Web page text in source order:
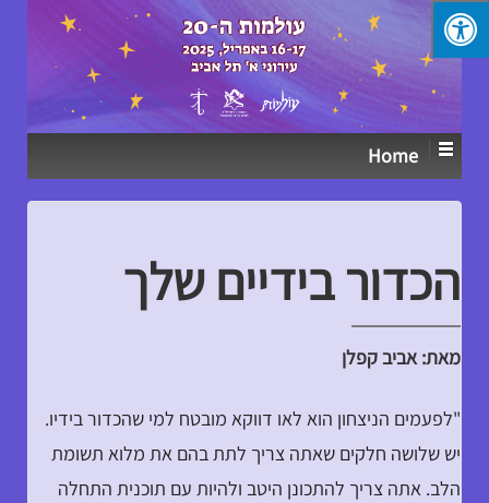
↓
SKIP
TO
CONTENT
Home
הכדור בידיים שלך
מאת: אביב קפלן
"לפעמים הניצחון הוא לאו דווקא מובטח למי שהכדור בידיו.
יש שלושה חלקים שאתה צריך לתת בהם את מלוא תשומת
הלב. אתה צריך להתכונן היטב ולהיות עם תוכנית התחלה